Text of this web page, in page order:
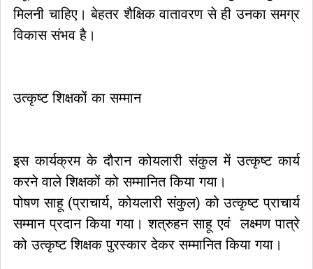
मिलनी चाहिए। बेहतर शैक्षिक वातावरण से ही उनका समग्र
विकास संभव है।
उत्कृष्ट शिक्षकों का सम्मान
इस कार्यक्रम के दौरान कोयलारी संकुल में उत्कृष्ट कार्य
करने वाले शिक्षकों को सम्मानित किया गया।
पोषण साहू (प्राचार्य, कोयलारी संकुल) को उत्कृष्ट प्राचार्य
सम्मान प्रदान किया गया। शत्रुहन साहू एवं लक्ष्मण पात्रे
को उत्कृष्ट शिक्षक पुरस्कार देकर सम्मानित किया गया।